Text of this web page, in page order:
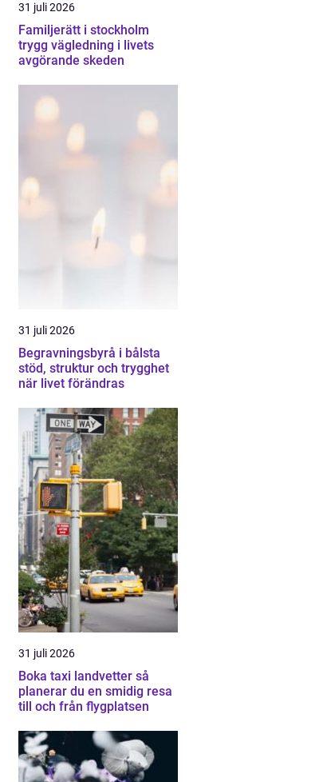
31 juli 2026
Familjerätt i stockholm
trygg vägledning i livets
avgörande skeden
31 juli 2026
Begravningsbyrå i bålsta
stöd, struktur och trygghet
när livet förändras
31 juli 2026
Boka taxi landvetter så
planerar du en smidig resa
till och från flygplatsen